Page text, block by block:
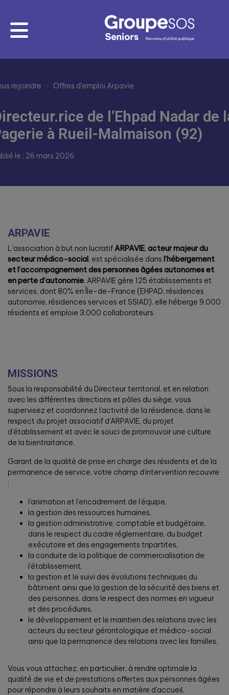
rejoindre Offres d’emploi Arpavie
de l’Ehpad Nadar de
à Rueil-Malmaison (92)
le : 26 mars 2026
ARPAVIE
L’association à but non lucratifARPAVIE, acteur majeur du
secteur médico-social, est spécialisée dans l’hébergement
et l’accompagnement des personnes âgées autonomes et
en perte d’autonomie. ARPAVIE gère 125 établissements et
services, dont 80% en Île-de-France (EHPAD, résidences
autonomie, résidences services et SSIAD), elle héberge 9.000
résidents et emploie 3.000 collaborateurs.
MISSIONS
Sous la responsabilité du Directeur territorial, et en relation
avec les différentes directions et pôles du siège, vous
supervisez et coordonnez l’activité de la résidence, dans le
respect du projet associatif d’ARPAVIE, du projet
d’établissement et avec le souci de promouvoir une culture
de la bientraitance.
Garant de la qualité de prise en charge des résidents et de la
permanence de service, votre champ d’intervention recouvre
:
l’animation et l’encadrement de l’équipe,
la gestion des ressources humaines,
la gestion administrative, comptable et budgétaire,
dans le respect du cadre réglementaire, du budget
exécutoire et des engagements tripartites,
la conduite de la politique de commercialisation de
l’établissement,
la gestion et le suivi des évolutions techniques du
bâtiment ainsi que la gestion de la sécurité des biens et
des personnes, dans le respect des normes en vigueur
et des procédures,
le développement et le maintien des relations avec les
acteurs du secteur gérontologique et médico-social
ainsi que la permanence des relations avec les familles.
Vous vous attachez, en particulier, à rendre optimale la
qualité de vie et de prestations offertes aux personnes âgées
pour répondre à leurs souhaits en matière d’accueil,